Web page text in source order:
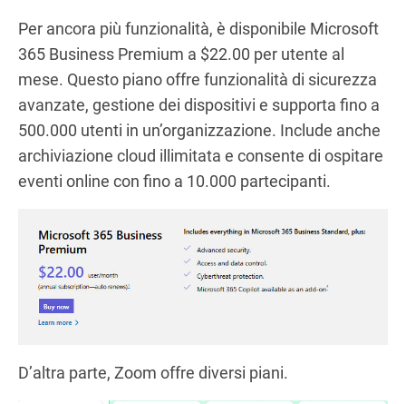
Per ancora più funzionalità, è disponibile Microsoft
365 Business Premium a $22.00 per utente al
mese. Questo piano offre funzionalità di sicurezza
avanzate, gestione dei dispositivi e supporta fino a
500.000 utenti in un’organizzazione. Include anche
archiviazione cloud illimitata e consente di ospitare
eventi online con fino a 10.000 partecipanti.
D’altra parte, Zoom offre diversi piani.